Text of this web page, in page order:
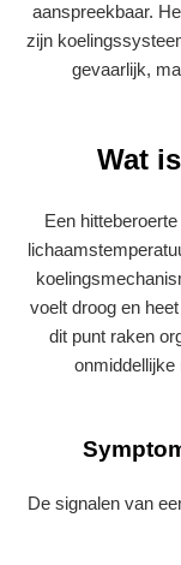
aanspreekbaar.
zijn
gevaarlijk,
Wat
Een
voelt droog en
dit punt raken
onmiddellijke
De signalen van